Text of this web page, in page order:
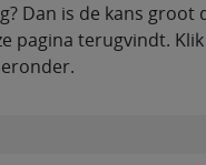
Dan is de kans groot
pagina terugvindt.